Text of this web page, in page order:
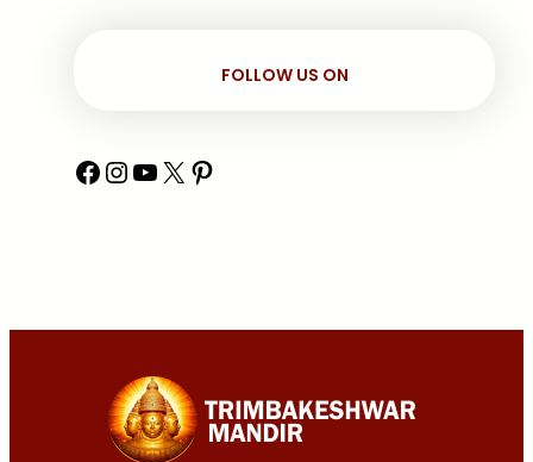
FOLLOW US ON
Facebook InstagramYouTube X Pinterest